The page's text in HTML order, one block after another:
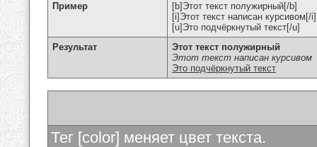
Пример
[b]Этот текст полужирный[/b]
[i]Этот текст написан курсивом[/i]
[u]Это подчёркнутый текст[/u]
Результат
Этот текст полужирный
Этот текст написан курсивом
Это подчёркнутый текст
Тег [color] меняет цвет текста.